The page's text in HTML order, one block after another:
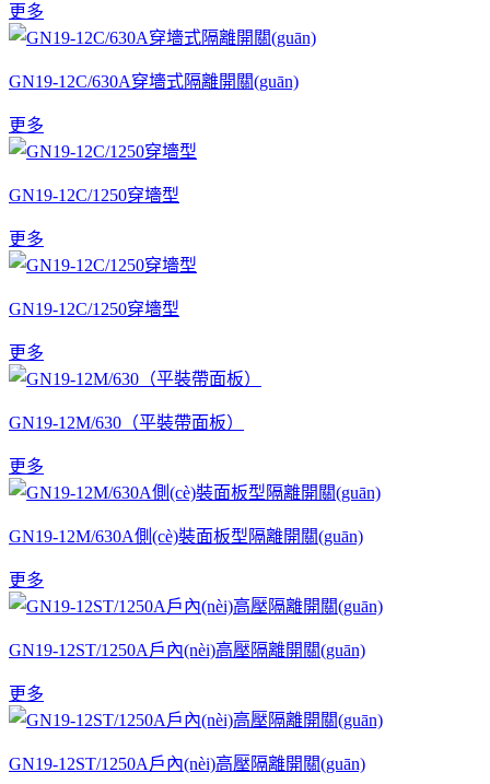
更多
GN19-12C/630A穿墻式隔離開關(guān)
更多
GN19-12C/1250穿墻型
更多
GN19-12C/1250穿墻型
更多
GN19-12M/630（平裝帶面板）
更多
GN19-12M/630A側(cè)裝面板型隔離開關(guān)
更多
GN19-12ST/1250A戶內(nèi)高壓隔離開關(guān)
更多
GN19-12ST/1250A戶內(nèi)高壓隔離開關(guān)